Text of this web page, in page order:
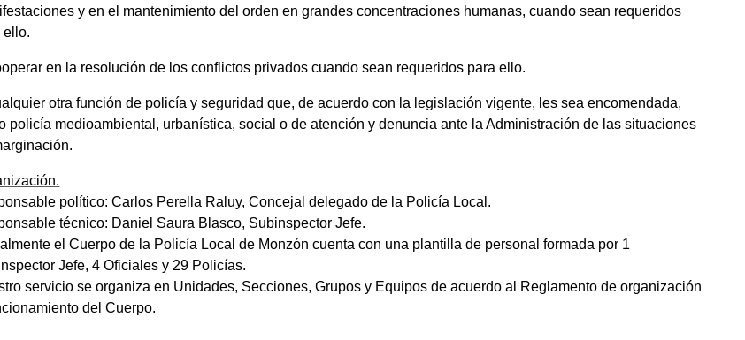
y en el mantenimiento del orden en grandes concentraciones humanas, cuando sean requeridos
ello.
en la resolución de los conflictos privados cuando sean requeridos para ello.
otra función de policía y seguridad que, de acuerdo con la legislación vigente, les sea encomendada,
policía medioambiental, urbanística, social o de atención y denuncia ante la Administración de las situaciones
político: Carlos Perella Raluy, Concejal delegado de la Policía Local.
técnico: Daniel Saura Blasco, Subinspector Jefe.
el Cuerpo de la Policía Local de Monzón cuenta con una plantilla de personal formada por 1
Jefe, 4 Oficiales y 29 Policías.
servicio se organiza en Unidades, Secciones, Grupos y Equipos de acuerdo al Reglamento de organización
del Cuerpo.